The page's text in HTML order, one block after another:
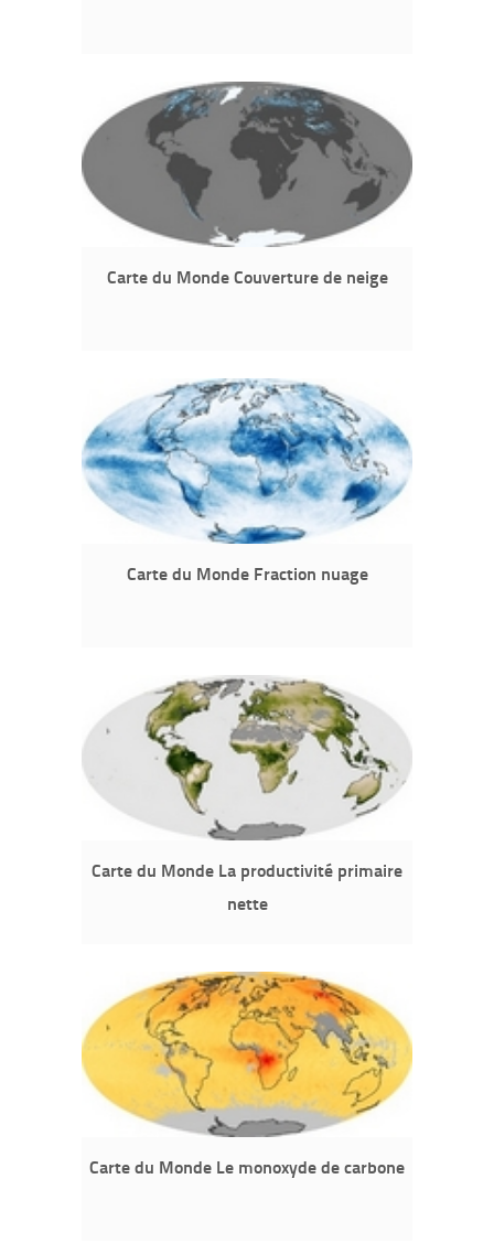
Carte du Monde Couverture de neige
Carte du Monde Fraction nuage
Carte du Monde La productivité primaire
nette
Carte du Monde Le monoxyde de carbone